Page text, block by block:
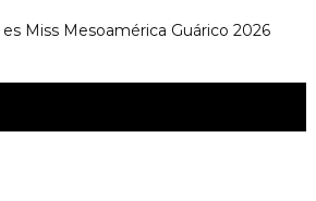
Miss Mesoamérica Guárico 2026